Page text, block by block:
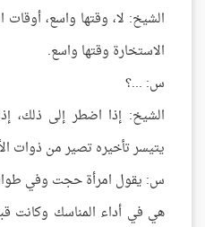
الشيخ: لا، وقتها واسع، أوقات
الاستخارة وقتها واسع.
س: ...؟
الشيخ: إذا اضطر إلى ذلك،
يتيسر تأخيره تصير من ذوات
س: يقول امرأة حجت وفي
هي في أداء المناسك وكانت